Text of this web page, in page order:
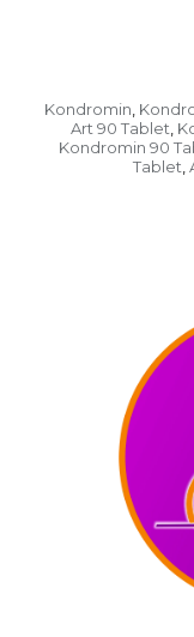
Kondromin
Art 90 Tablet
Kondromin 90
Tablet